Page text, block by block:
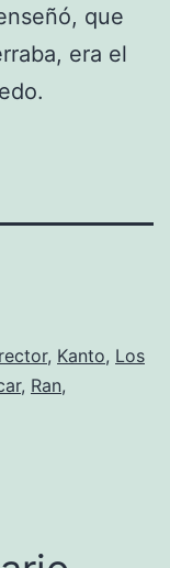
que
era el
, Kanto, Los
, Ran,